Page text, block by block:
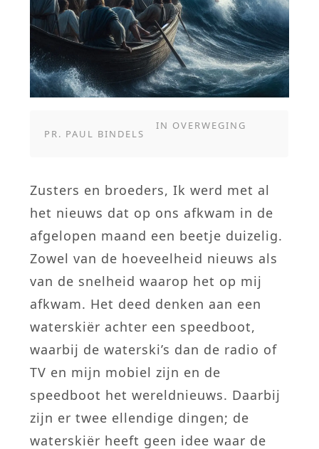
PR. PAUL BINDELS
IN OVERWEGING
Zusters en broeders, Ik werd met al
het nieuws dat op ons afkwam in de
afgelopen maand een beetje duizelig.
Zowel van de hoeveelheid nieuws als
van de snelheid waarop het op mij
afkwam. Het deed denken aan een
waterskiër achter een speedboot,
waarbij de waterski’s dan de radio of
TV en mijn mobiel zijn en de
speedboot het wereldnieuws. Daarbij
zijn er twee ellendige dingen; de
waterskiër heeft geen idee waar de